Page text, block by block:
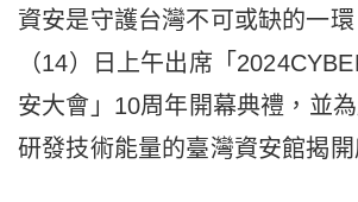
資安是守護台灣不可或缺的一
（14）日上午出席「
安大會」10周年開幕典禮，並
研發技術能量的臺灣資安館揭開